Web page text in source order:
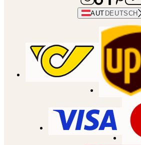
AUT DEUTSCH